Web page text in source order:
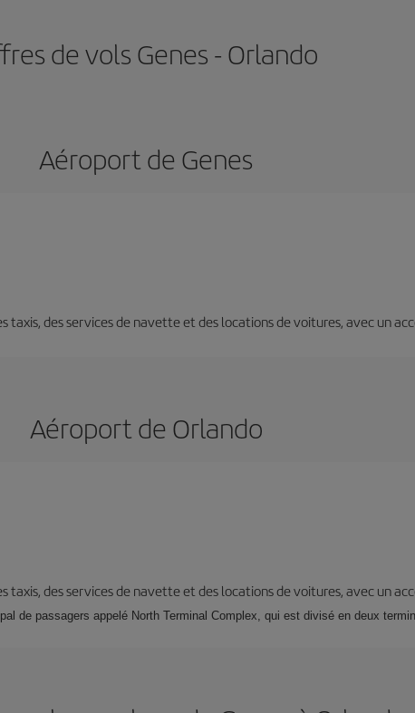
de vols Genes - Orlando
Aéroport de Genes
taxis, des services de navette et des locations de voitures, avec un
Aéroport de Orlando
taxis, des services de navette et des locations de voitures, avec un
de passagers appelé North Terminal Complex, qui est divisé en deux